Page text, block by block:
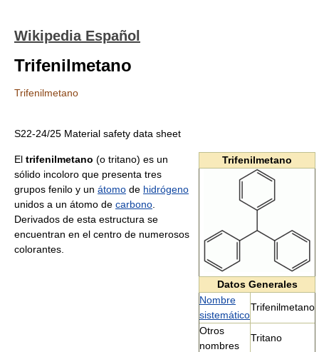
Wikipedia Español
Trifenilmetano
Trifenilmetano
S22-24/25 Material safety data sheet
Trifenilmetano
Datos Generales
Nombre
sistemático
Trifenilmetano
Otros
nombres
Tritano
El trifenilmetano (o tritano) es un
sólido incoloro que presenta tres
grupos fenilo y un átomo de hidrógeno
unidos a un átomo de carbono
Derivados de esta estructura se
encuentran en el centro de numerosos
colorantes.